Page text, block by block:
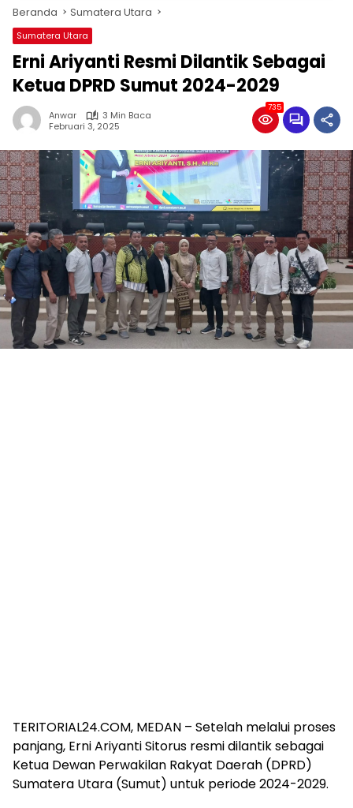
Beranda Sumatera Utara
Sumatera Utara
Erni Ariyanti Resmi Dilantik Sebagai
Ketua DPRD Sumut 2024-2029
Anwar
3 Min Baca
Februari 3, 2025
735
TERITORIAL24.COM, MEDAN – Setelah melalui proses
panjang, Erni Ariyanti Sitorus resmi dilantik sebagai
Ketua Dewan Perwakilan Rakyat Daerah (DPRD)
Sumatera Utara (Sumut) untuk periode 2024-2029.